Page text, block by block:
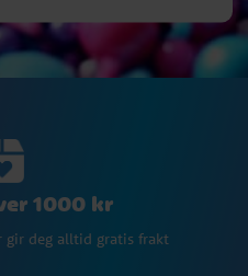
1000 kr
gir deg alltid gratis frakt